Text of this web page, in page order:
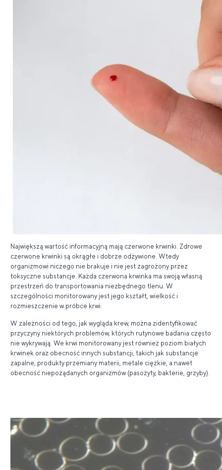
Największą wartość informacyjną mają czerwone krwinki. Zdrowe
czerwone krwinki są okrągłe i dobrze odżywione. Wtedy
organizmowi niczego nie brakuje i nie jest zagrożony przez
toksyczne substancje. Każda czerwona krwinka ma swoją własną
przestrzeń do transportowania niezbędnego tlenu. W
szczególności monitorowany jest jego kształt, wielkość i
rozmieszczenie w próbce krwi.
W zależności od tego, jak wygląda krew, można zidentyfikować
przyczyny niektórych problemów, których rutynowe badania często
nie wykrywają. We krwi monitorowany jest również poziom białych
krwinek oraz obecność innych substancji, takich jak substancje
zapalne, produkty przemiany materii, metale ciężkie, a nawet
obecność niepożądanych organizmów (pasożyty, bakterie, grzyby).